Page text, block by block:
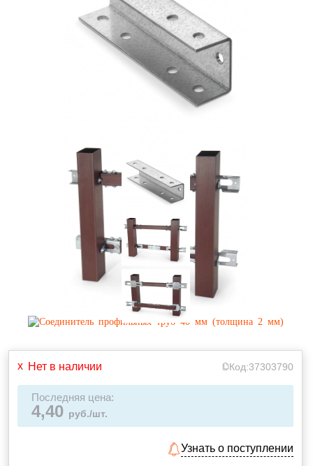
Нет в наличии Код:37303790
Последняя цена:
4,40 руб./шт.
Узнать о поступлении